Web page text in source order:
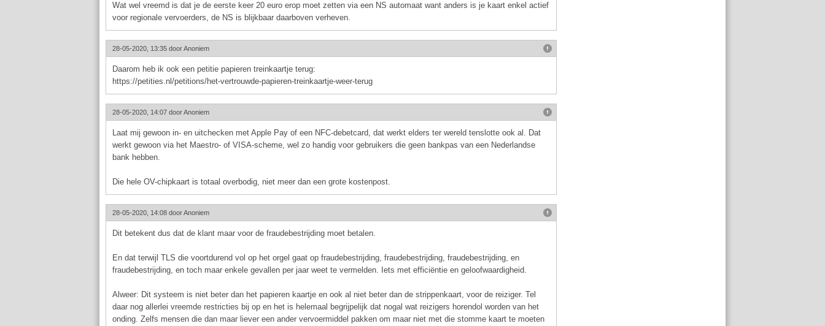
Wat wel vreemd is dat je de eerste keer 20 euro erop moet zetten via een NS automaat want anders is je kaart enkel actief
voor regionale vervoerders, de NS is blijkbaar daarboven verheven.
28-05-2020, 13:35 doorAnoniem
Daarom heb ik ook een petitie papieren treinkaartje terug:
https://petities.nl/petitions/het-vertrouwde-papieren-treinkaartje-weer-terug
28-05-2020, 14:07 doorAnoniem
Laat mij gewoon in- en uitchecken met Apple Pay of een NFC-debetcard, dat werkt elders ter wereld tenslotte ook al. Dat
werkt gewoon via het Maestro- of VISA-scheme, wel zo handig voor gebruikers die geen bankpas van een Nederlandse
bank hebben.
Die hele OV-chipkaart is totaal overbodig, niet meer dan een grote kostenpost.
28-05-2020, 14:08 doorAnoniem
Dit betekent dus dat de klant maar voor de fraudebestrijding moet betalen.
En dat terwijl TLS die voortdurend vol op het orgel gaat op fraudebestrijding, fraudebestrijding, fraudebestrijding, en
fraudebestrijding, en toch maar enkele gevallen per jaar weet te vermelden. Iets met efficiëntie en geloofwaardigheid.
Alweer: Dit systeem is niet beter dan het papieren kaartje en ook al niet beter dan de strippenkaart, voor de reiziger. Tel
daar nog allerlei vreemde restricties bij op en het is helemaal begrijpelijk dat nogal wat reizigers horendol worden van het
onding. Zelfs mensen die dan maar liever een ander vervoermiddel pakken om maar niet met die stomme kaart te moeten